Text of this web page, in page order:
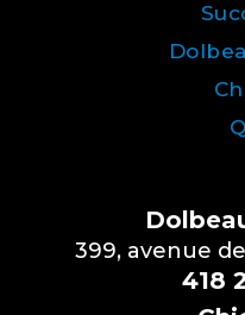
399, avenue
418